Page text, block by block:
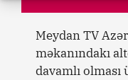
Meydan TV
məkanındakı
davamlı